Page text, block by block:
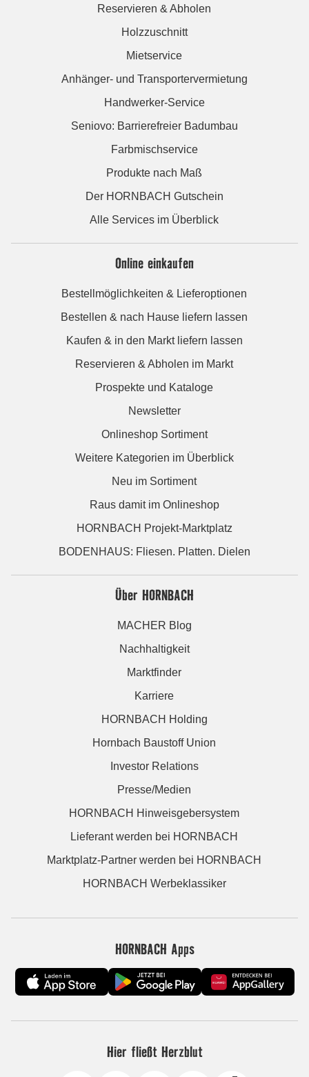
Reservieren & Abholen
Holzzuschnitt
Mietservice
Anhänger- und Transportervermietung
Handwerker-Service
Seniovo: Barrierefreier Badumbau
Farbmischservice
Produkte nach Maß
Der HORNBACH Gutschein
Alle Services im Überblick
Online einkaufen
Bestellmöglichkeiten & Lieferoptionen
Bestellen & nach Hause liefern lassen
Kaufen & in den Markt liefern lassen
Reservieren & Abholen im Markt
Prospekte und Kataloge
Newsletter
Onlineshop Sortiment
Weitere Kategorien im Überblick
Neu im Sortiment
Raus damit im Onlineshop
HORNBACH Projekt-Marktplatz
BODENHAUS: Fliesen. Platten. Dielen
Über HORNBACH
MACHER Blog
Nachhaltigkeit
Marktfinder
Karriere
HORNBACH Holding
Hornbach Baustoff Union
Investor Relations
Presse/Medien
HORNBACH Hinweisgebersystem
Lieferant werden bei HORNBACH
Marktplatz-Partner werden bei HORNBACH
HORNBACH Werbeklassiker
HORNBACH Apps
Hier fließt Herzblut